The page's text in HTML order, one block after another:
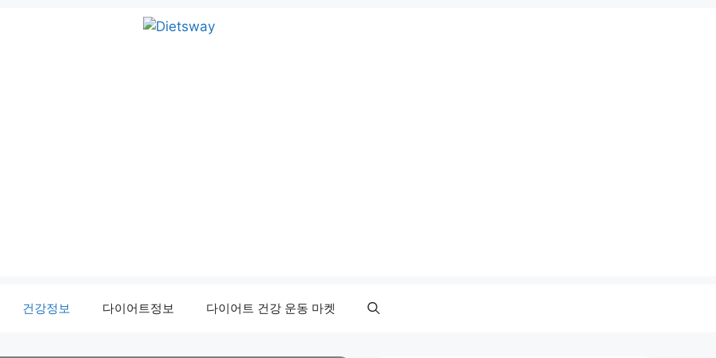
건강정보 다이어트정보 다이어트 건강 운동 마켓